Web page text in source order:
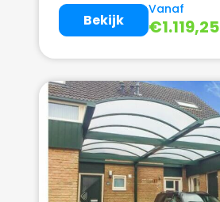
Vanaf
€1.119,25
Bekijk